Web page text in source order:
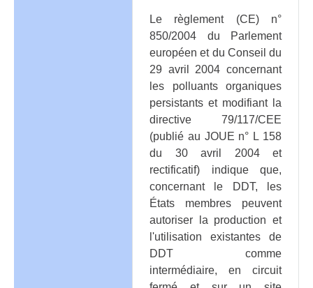
Le règlement (CE) n°
850/2004 du Parlement
européen et du Conseil du
29 avril 2004 concernant
les polluants organiques
persistants et modifiant la
directive 79/117/CEE
(publié au JOUE n° L 158
du 30 avril 2004 et
rectificatif) indique que,
concernant le DDT, les
États membres peuvent
autoriser la production et
l'utilisation existantes de
DDT comme
intermédiaire, en circuit